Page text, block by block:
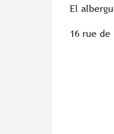
El
16 rue de